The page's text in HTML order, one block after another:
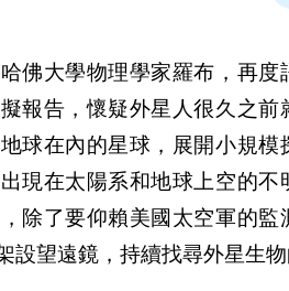
佛大學物理學家羅布，再度
報告，懷疑外星人很久之前
球在內的星球，展開小規模
現在太陽系和地球上空的不
除了要仰賴美國太空軍的監
設望遠鏡，持續找尋外星生物